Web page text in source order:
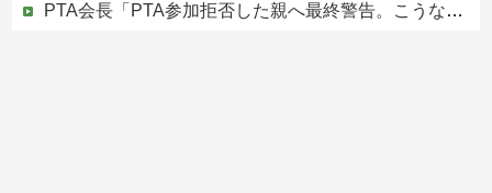
PTA会長「PTA参加拒否した親へ最終警告。こうなってもいい？」